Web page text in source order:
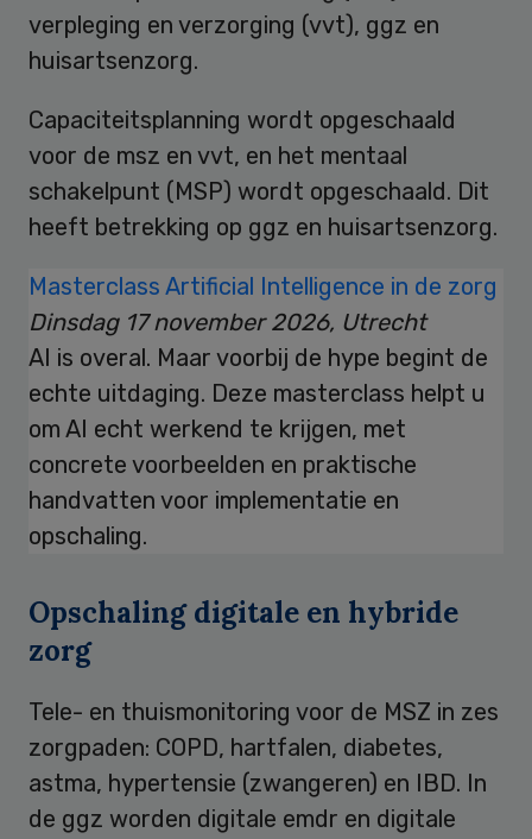
verpleging en verzorging (vvt), ggz en
huisartsenzorg.
Capaciteitsplanning wordt opgeschaald
voor de msz en vvt, en het mentaal
schakelpunt (MSP) wordt opgeschaald. Dit
heeft betrekking op ggz en huisartsenzorg.
Masterclass Artificial Intelligence in de zorg
Dinsdag 17 november 2026, Utrecht
AI is overal. Maar voorbij de hype begint de
echte uitdaging. Deze masterclass helpt u
om AI echt werkend te krijgen, met
concrete voorbeelden en praktische
handvatten voor implementatie en
opschaling.
Opschaling digitale en hybride
zorg
Tele- en thuismonitoring voor de MSZ in zes
zorgpaden: COPD, hartfalen, diabetes,
astma, hypertensie (zwangeren) en IBD. In
de ggz worden digitale emdr en digitale